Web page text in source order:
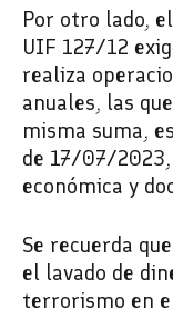
Por otro lado,
UIF 127/12
realiza
anuales, las
misma suma,
de 17/07/
económica y
Se recuerda
el lavado de
terrorismo en